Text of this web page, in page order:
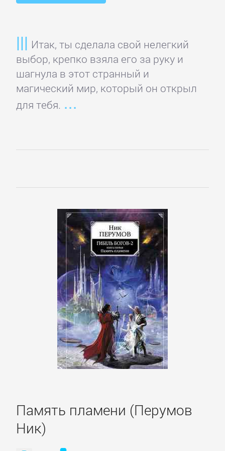
Итак, ты сделала свой нелегкий
выбор, крепко взяла его за руку и
шагнула в этот странный и
магический мир, который он открыл
для тебя.
Память пламени (Перумов
Ник)
проза
Литература
19
века
Литература
20
Эпос
классика
Советская
литература
Старинная
литература:
ЛИТЕРАТУРА
Базы